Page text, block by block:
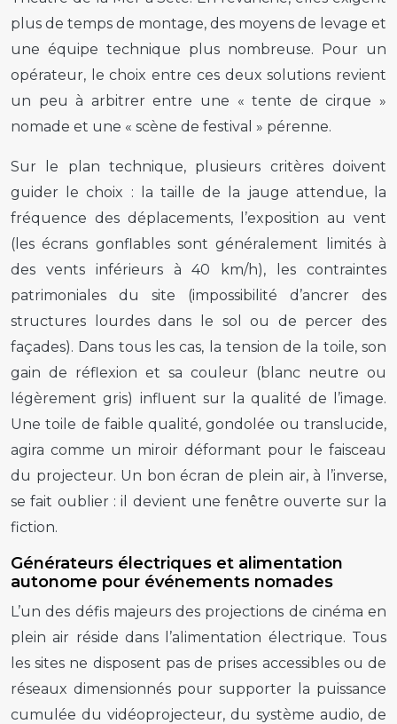
plus de temps de montage, des moyens de levage et
une équipe technique plus nombreuse. Pour un
opérateur, le choix entre ces deux solutions revient
un peu à arbitrer entre une « tente de cirque »
nomade et une « scène de festival » pérenne.
Sur le plan technique, plusieurs critères doivent
guider le choix : la taille de la jauge attendue, la
fréquence des déplacements, l’exposition au vent
(les écrans gonflables sont généralement limités à
des vents inférieurs à 40 km/h), les contraintes
patrimoniales du site (impossibilité d’ancrer des
structures lourdes dans le sol ou de percer des
façades). Dans tous les cas, la tension de la toile, son
gain de réflexion et sa couleur (blanc neutre ou
légèrement gris) influent sur la qualité de l’image.
Une toile de faible qualité, gondolée ou translucide,
agira comme un miroir déformant pour le faisceau
du projecteur. Un bon écran de plein air, à l’inverse,
se fait oublier : il devient une fenêtre ouverte sur la
fiction.
Générateurs électriques et alimentation
autonome pour événements nomades
L’un des défis majeurs des projections de cinéma en
plein air réside dans l’alimentation électrique. Tous
les sites ne disposent pas de prises accessibles ou de
réseaux dimensionnés pour supporter la puissance
cumulée du vidéoprojecteur, du système audio, de